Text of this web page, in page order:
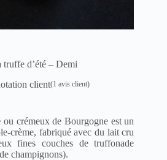
d’été – Demi
client(1 avis client)
ou crémeux de Bourgogne est un
crème, fabriqué avec du lait cru
fines couches de truffonade
champignons).